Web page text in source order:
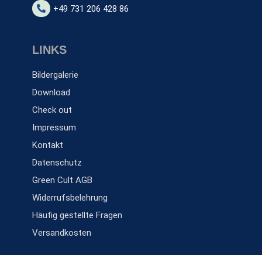
+49 731 206 428 86
LINKS
Bildergalerie
Download
Check out
Impressum
Kontakt
Datenschutz
Green Cult AGB
Widerrufsbelehrung
Häufig gestellte Fragen
Versandkosten